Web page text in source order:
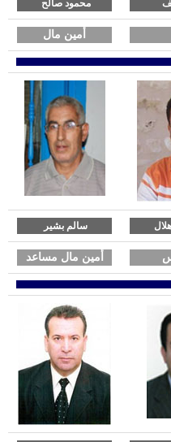
L'élection
Activités de l'Association
ACTIVITÉS
Fête de la ville 2017
Fête de la ville 2016
Fête de la ville 2015
Le Colloque Scientifique
Civilisation
Le sixième Symposium
méditerranéen
NEWS DE MONASTIR
Félicitations
Condoléances
Météo
Monastir dans les Médias
Les Actualités
محمود صالح
أمين مال
سالم بشير
أمين مال مساعد